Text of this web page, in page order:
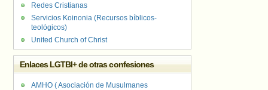
Redes Cristianas
Servicios Koinonia (Recursos bíblicos-
teológicos)
United Church of Christ
Enlaces LGTBI+ de otras confesiones
AMHO ( Asociación de Musulmanes